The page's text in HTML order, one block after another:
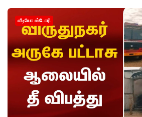
வீடியோ ஸ்டோரி